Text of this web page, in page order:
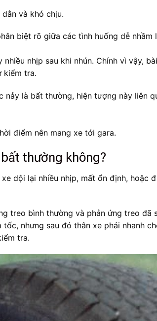
và khó chịu.
biệt rõ giữa các tình huống dễ nhầm
nhịp sau khi nhún. Chính vì vậy,
kiểm tra.
là bất thường, hiện tượng này liên
điểm nên mang xe tới gara.
thường không?
dội lại nhiều nhịp, mất ổn định, hoặc
treo bình thường và phản ứng treo
nhưng sau đó thân xe phải nhanh
tra.